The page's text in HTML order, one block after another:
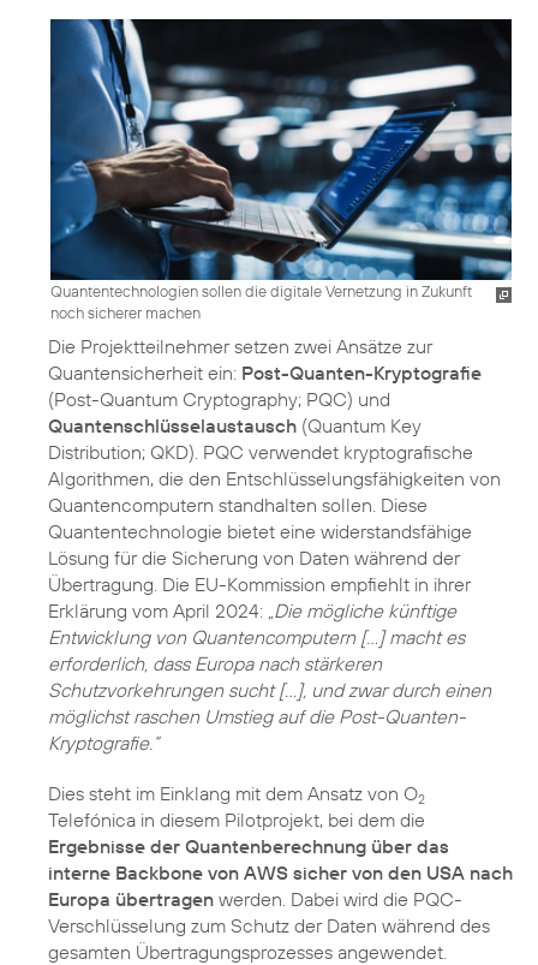
Quantentechnologien sollen die digitale Vernetzung in Zukunft
noch sicherer machen
Die Projektteilnehmer setzen zwei Ansätze zur
Quantensicherheit ein: Post-Quanten-Kryptografie
(Post-Quantum Cryptography; PQC) und
Quantenschlüsselaustausch (Quantum Key
Distribution; QKD). PQC verwendet kryptografische
Algorithmen, die den Entschlüsselungsfähigkeiten von
Quantencomputern standhalten sollen. Diese
Quantentechnologie bietet eine widerstandsfähige
Lösung für die Sicherung von Daten während der
Übertragung. Die EU-Kommission empfiehlt in ihrer
Erklärung vom April 2024: „Die mögliche künftige
Entwicklung von Quantencomputern [...] macht es
erforderlich, dass Europa nach stärkeren
Schutzvorkehrungen sucht […], und zwar durch einen
möglichst raschen Umstieg auf die Post-Quanten-
Kryptografie.“
Dies steht im Einklang mit dem Ansatz von O2
Telefónica in diesem Pilotprojekt, bei dem die
Ergebnisse der Quantenberechnung über das
interne Backbone von AWS sicher von den USA nach
Europa übertragen werden. Dabei wird die PQC-
Verschlüsselung zum Schutz der Daten während des
gesamten Übertragungsprozesses angewendet.